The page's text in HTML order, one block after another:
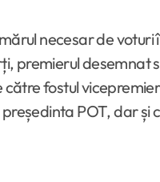
necesar de
premierul desemnat
către fostul
POT, dar și